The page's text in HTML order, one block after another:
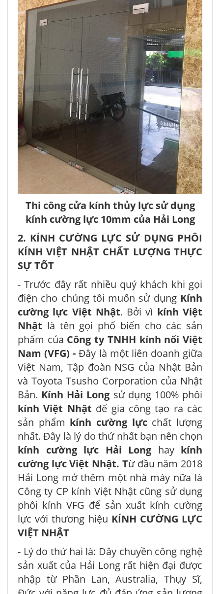
Thi công cửa kính thủy lực sử dụng
kính cường lực 10mm của Hải Long
2. KÍNH CƯỜNG LỰC SỬ DỤNG PHÔI
KÍNH VIỆT NHẬT CHẤT LƯỢNG THỰC
SỰ TỐT
- Trước đây rất nhiều quý khách khi gọi
điện cho chúng tôi muốn sử dụng Kính
cường lực Việt Nhật. Bởi vì kính Việt
Nhật là tên gọi phổ biến cho các sản
phẩm của Công ty TNHH kính nổi Việt
Nam (VFG) -Đây là một liên doanh giữa
Việt Nam, Tập đoàn NSG của Nhật Bản
và Toyota Tsusho Corporation của Nhật
Bản. Kính Hải Long sử dụng 100% phôi
kính Việt Nhật để gia công tạo ra các
sản phẩm kính cường lực chất lượng
nhất. Đây là lý do thứ nhất bạn nên chọn
kính cường lực Hải Long haykính
cường lực Việt Nhật. Từ đầu năm 2018
Hải Long mở thêm một nhà máy nữa là
Công ty CP kính Việt Nhật cũng sử dụng
phôi kính VFG để sản xuất kính cường
lực với thương hiệu KÍNH CƯỜNG LỰC
VIỆT NHẬT
- Lý do thứ hai là: Dây chuyền công nghệ
sản xuất của Hải Long rất hiện đại được
nhập từ Phần Lan, Australia, Thụy Sĩ,